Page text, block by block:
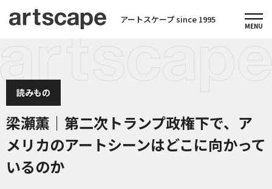
アートスケープ since 1995
読みもの
梁瀬薫｜第二次トランプ政権下で、ア
メリカのアートシーンはどこに向かって
いるのか